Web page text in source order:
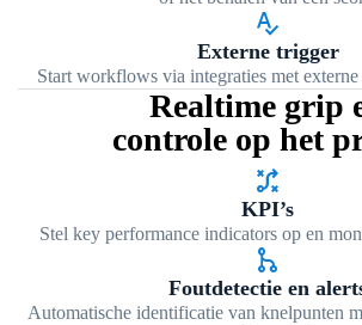
spellcheck
Externe trigger
Start workflows via integraties met
Realtime grip
controle op het
tactic
KPI’s
Stel key performance indicators op en
graph_1
Foutdetectie en
Automatische identificatie van knelpunten